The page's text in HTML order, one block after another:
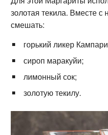
золотая текила. Вместе
смешать:
горький ликер
сироп маракуйи;
лимонный сок;
золотую текилу.